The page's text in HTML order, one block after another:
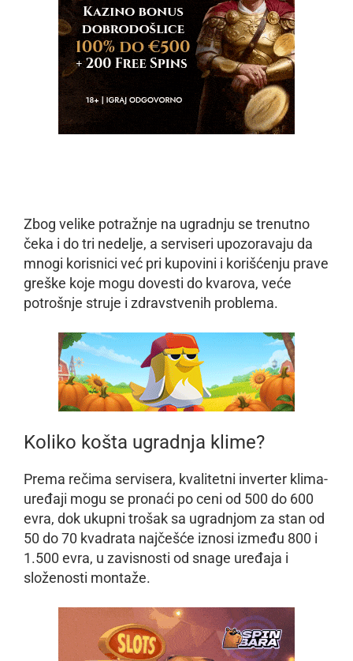
Zbog velike potražnje na ugradnju se trenutno
čeka i do tri nedelje, a serviseri upozoravaju da
mnogi korisnici već pri kupovini i korišćenju prave
greške koje mogu dovesti do kvarova, veće
potrošnje struje i zdravstvenih problema.
Koliko košta ugradnja klime?
Prema rečima servisera, kvalitetni inverter klima-
uređaji mogu se pronaći po ceni od 500 do 600
evra, dok ukupni trošak sa ugradnjom za stan od
50 do 70 kvadrata najčešće iznosi između 800 i
1.500 evra, u zavisnosti od snage uređaja i
složenosti montaže.